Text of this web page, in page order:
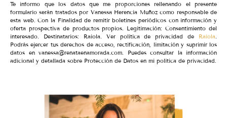
Te informo que los datos que me proporciones rellenando el presente
formulario serán tratados por Vanessa Herencia Muñoz como responsable de
esta web. Con la Finalidad de remitir boletines periódicos con información y
oferta prospectiva de productos propios. Legitimación: Consentimiento del
interesado. Destinatarios: Raiola. Ver política de privacidad de Raiola.
Podrás ejercer tus derechos de acceso, rectificación, limitación y suprimir los
datos en vanessa@renataenamorada.com. Puedes consultar la información
adicional y detallada sobre Protección de Datos en mi política de privacidad.